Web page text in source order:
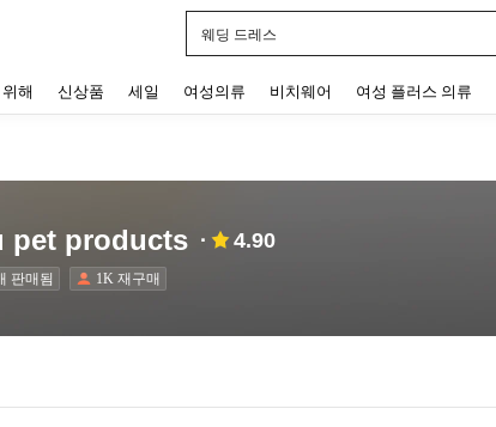
웨딩 드레스
해 신상품 세일 여성의류 비치웨어 여성 플러스 의류
pet products 4.90
판매됨 1K 재구매